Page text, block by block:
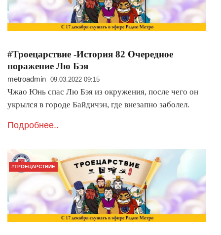
#Троецарствие -История 82 Очередное
поражение Лю Бэя
metroadmin 09.03.2022 09:15
Чжао Юнь спас Лю Бэя из окружения, после чего он
укрылся в городе Байдичэн, где внезапно заболел.
Подробнее..
#ТРОЕЦАРСТВИЕ